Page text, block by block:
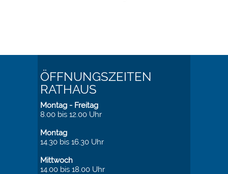
ÖFFNUNGSZEITEN
RATHAUS
Montag - Freitag
8.00 bis 12.00 Uhr
Montag
14.30 bis 16.30 Uhr
Mittwoch
14.00 bis 18.00 Uhr